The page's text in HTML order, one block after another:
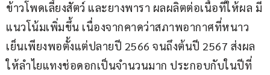
ข้าวโพดเลี้ยงสัตว์ และยางพารา ผลผลิตต่อเนื้อที่ให้ผล มี
แนวโน้มเพิ่มขึ้น เนื่องจากคาดว่าสภาพอากาศที่หนาว
เย็นเพียงพอตั้งแต่ปลายปี 2566 จนถึงต้นปี 2567 ส่งผล
ให้ลำไยแทงช่อดอกเป็นจำนวนมาก ประกอบกับในปีที่